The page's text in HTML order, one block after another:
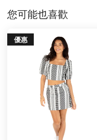
您可能也喜歡
優惠